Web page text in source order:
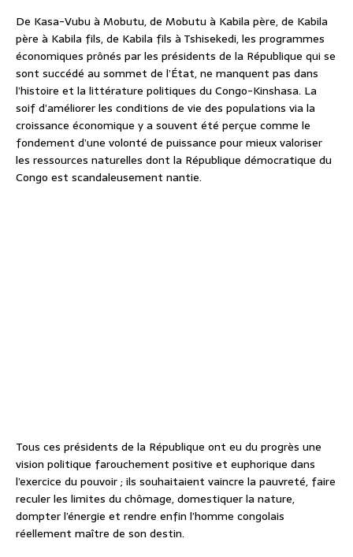
De Kasa-Vubu à Mobutu, de Mobutu à Kabila père, de Kabila
père à Kabila fils, de Kabila fils à Tshisekedi, les programmes
économiques prônés par les présidents de la République qui se
sont succédé au sommet de l’État, ne manquent pas dans
l’histoire et la littérature politiques du Congo-Kinshasa. La
soif d’améliorer les conditions de vie des populations via la
croissance économique y a souvent été perçue comme le
fondement d’une volonté de puissance pour mieux valoriser
les ressources naturelles dont la République démocratique du
Congo est scandaleusement nantie.
Tous ces présidents de la République ont eu du progrès une
vision politique farouchement positive et euphorique dans
l’exercice du pouvoir ; ils souhaitaient vaincre la pauvreté, faire
reculer les limites du chômage, domestiquer la nature,
dompter l’énergie et rendre enfin l’homme congolais
réellement maître de son destin.